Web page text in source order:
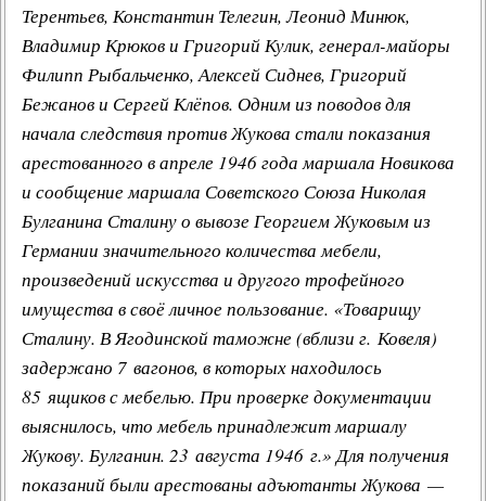
Терентьев, Константин Телегин, Леонид Минюк,
Владимир Крюков и Григорий Кулик, генерал-майоры
Филипп Рыбальченко, Алексей Сиднев, Григорий
Бежанов и Сергей Клёпов. Одним из поводов для
начала следствия против Жукова стали показания
арестованного в апреле 1946 года маршала Новикова
и сообщение маршала Советского Союза Николая
Булганина Сталину о вывозе Георгием Жуковым из
Германии значительного количества мебели,
произведений искусства и другого трофейного
имущества в своё личное пользование. «Товарищу
Сталину. В Ягодинской таможне (вблизи г. Ковеля)
задержано 7 вагонов, в которых находилось
85 ящиков с мебелью. При проверке документации
выяснилось, что мебель принадлежит маршалу
Жукову. Булганин. 23 августа 1946 г.» Для получения
показаний были арестованы адъютанты Жукова —